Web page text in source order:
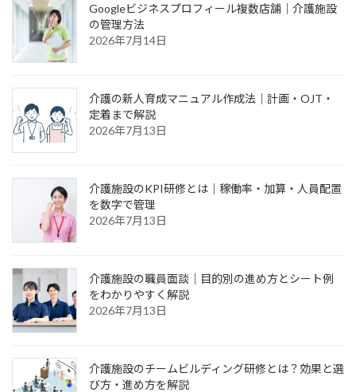
Googleビジネスプロフィール複数店舗｜介護施設
の管理方法
2026年7月14日
介護の新人育成マニュアル作成法｜計画・OJT・
定着まで解説
2026年7月13日
介護施設のKPI研修とは｜稼働率・加算・人員配置
を数字で管理
2026年7月13日
介護施設の職員面談｜目的別の進め方とシート例
をわかりやすく解説
2026年7月13日
介護施設のチームビルディング研修とは？効果と選
び方・進め方を解説